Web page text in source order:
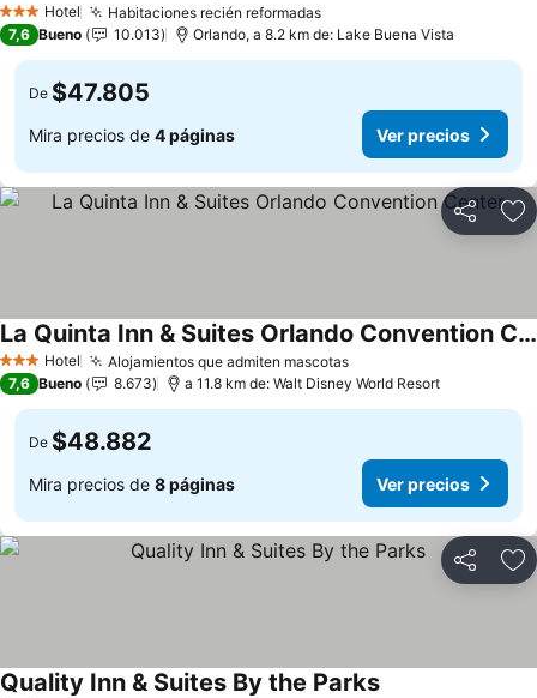
3 Estrellas
Hotel Habitaciones recién reformadas
7,6 Bueno 10.013 Orlando, a 8.2 km de: Lake Buena Vista
De $47.805
Mira precios de 4 páginas Ver precios
Compartir
3 Estrellas
Hotel Alojamientos que admiten mascotas
La Quinta Inn & Suites Orlando Convention Center
7,6 Bueno 8.673 a 11.8 km de: Walt Disney World Resort
De $48.882
Mira precios de 8 páginas Ver precios
Compartir
Quality Inn & Suites By the Parks